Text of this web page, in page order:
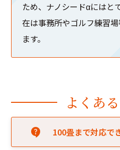
ため、ナノシードαにはと
在は事務所やゴルフ練習
ます。
よ く ある
100畳まで対応で